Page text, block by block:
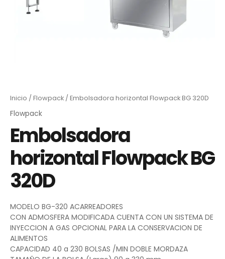
Inicio /Flowpack / Embolsadora horizontal Flowpack BG 320D
Flowpack
Embolsadora
horizontal Flowpack BG
320D
MODELO BG-320 ACARREADORES
CON ADMOSFERA MODIFICADA CUENTA CON UN SISTEMA DE
INYECCION A GAS OPCIONAL PARA LA CONSERVACION DE
ALIMENTOS
CAPACIDAD 40 a 230 BOLSAS /MIN DOBLE MORDAZA